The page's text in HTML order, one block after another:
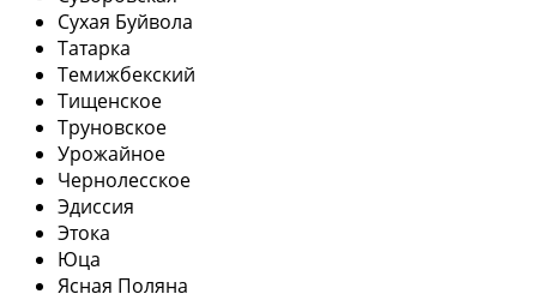
Сухая Буйвола
Татарка
Темижбекский
Тищенское
Труновское
Урожайное
Чернолесское
Эдиссия
Этока
Юца
Ясная Поляна